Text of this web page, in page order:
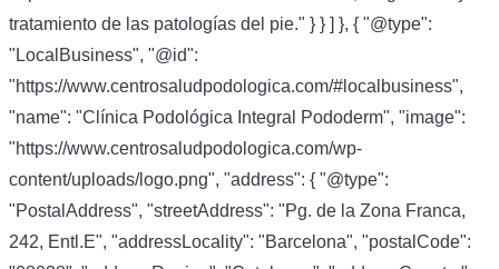
tratamiento de las patologías del pie." } } ] }, { "@type":
"LocalBusiness", "@id":
"https://www.centrosaludpodologica.com/#localbusiness",
"name": "Clínica Podológica Integral Pododerm", "image":
"https://www.centrosaludpodologica.com/wp-
content/uploads/logo.png", "address": { "@type":
"PostalAddress", "streetAddress": "Pg. de la Zona Franca,
242, Entl.E", "addressLocality": "Barcelona", "postalCode":